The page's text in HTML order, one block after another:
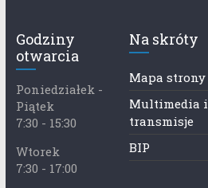
Godziny
otwarcia
Poniedziałek -
Piątek
7:30 - 15:30
Wtorek
7:30 - 17:00
Na skróty
Mapa strony
Multimedia i
transmisje
BIP